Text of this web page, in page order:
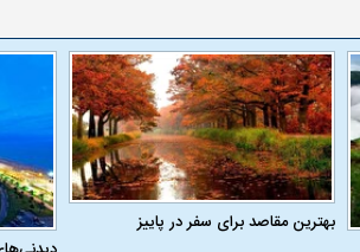
بهترین مقاصد برای سفر در پاییز